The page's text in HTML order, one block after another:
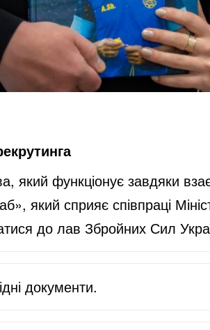
який функціонує завдяки
який сприяє співпраці
до лав Збройних Сил
документи.